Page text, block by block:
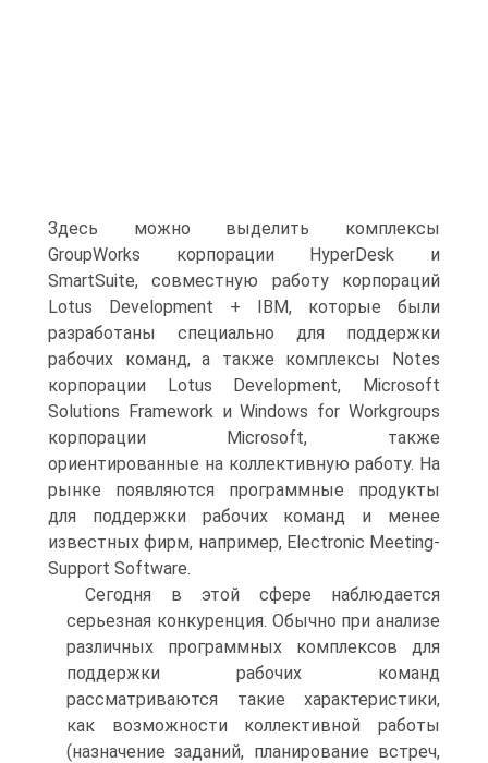
Здесь можно выделить комплексы
GroupWorks корпорации HyperDesk и
SmartSuite, совместную работу корпораций
Lotus Development + IBM, которые были
разработаны специально для поддержки
рабочих команд, а также комплексы Notes
корпорации Lotus Development, Microsoft
Solutions Framework и Windows for Workgroups
корпорации Microsoft, также
ориентированные на коллективную работу. На
рынке появляются программные продукты
для поддержки рабочих команд и менее
известных фирм, например, Electronic Meeting-
Support Software.
Сегодня в этой сфере наблюдается
серьезная конкуренция. Обычно при анализе
различных программных комплексов для
поддержки рабочих команд
рассматриваются такие характеристики,
как возможности коллективной работы
(назначение заданий, планирование встреч,